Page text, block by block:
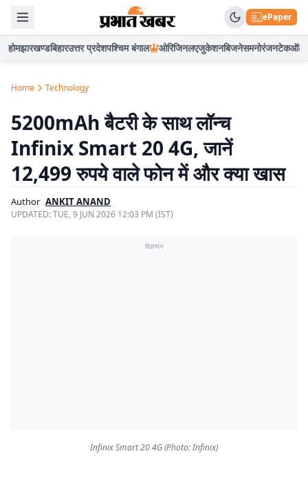
ePaper
होमझारखण्डबिहारउत्तर प्रदेशपश्चिम बंगाल ओरिजिनलएजुकेशनबिजनेसमनोरंजनटेकऑटो
Home Technology
5200mAh बैटरी के साथ लॉन्च
Infinix Smart 20 4G, जानें
12,499 रुपये वाले फोन में और क्या खास
Author ANKIT ANAND
UPDATED:TUE, 9 JUN 2026 12:03 PM (IST)
विज्ञापन
Infinix Smart 20 4G (Photo: Infinix)